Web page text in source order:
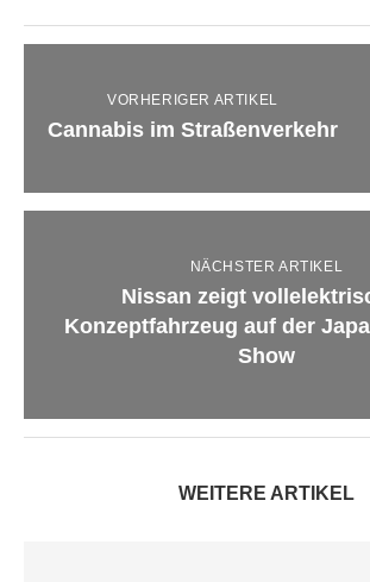
VORHERIGER ARTIKEL
Cannabis im Straßenverkehr
NÄCHSTER ARTIKEL
Nissan zeigt
Konzeptfahrzeug auf der
Show
WEITERE ARTIKEL